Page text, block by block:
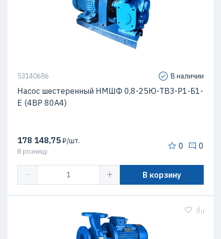
53140686 В наличии
Насос шестеренный НМШФ 0,8-25Ю-ТВ3-Р1-Б1-
Е (4ВР 80А4)
178 148,75₽/шт.
В розницу
0 0
В корзину